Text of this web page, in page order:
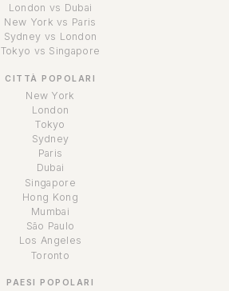
London vs Dubai
New York vs Paris
Sydney vs London
Tokyo vs Singapore
CITTÀ POPOLARI
New York
London
Tokyo
Sydney
Paris
Dubai
Singapore
Hong Kong
Mumbai
São Paulo
Los Angeles
Toronto
PAESI POPOLARI